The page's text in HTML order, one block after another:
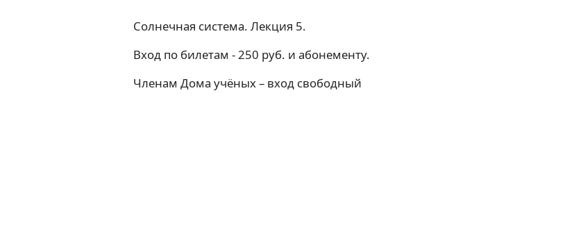
Солнечная система. Лекция 5.
Вход по билетам - 250 руб. и абонементу.
Членам Дома учёных – вход свободный